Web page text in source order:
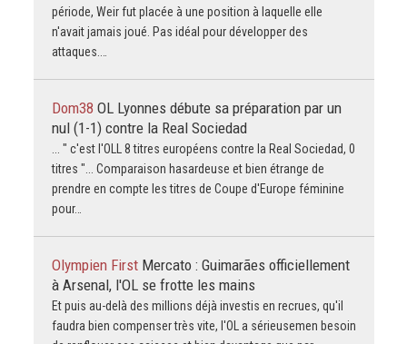
période, Weir fut placée à une position à laquelle elle
n'avait jamais joué. Pas idéal pour développer des
attaques.…
Dom38 OL Lyonnes débute sa préparation par un
nul (1-1) contre la Real Sociedad
... " c'est l'OLL 8 titres européens contre la Real Sociedad, 0
titres "... Comparaison hasardeuse et bien étrange de
prendre en compte les titres de Coupe d'Europe féminine
pour…
Olympien First Mercato : Guimarães officiellement
à Arsenal, l'OL se frotte les mains
Et puis au-delà des millions déjà investis en recrues, qu'il
faudra bien compenser très vite, l'OL a sérieusemen besoin